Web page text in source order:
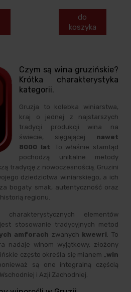
do
koszyka
Czym są wina gruzińskie?
Krótka charakterystyka
kategorii.
Gruzja to kolebka winiarstwa,
kraj o jednej z najstarszych
tradycji produkcji wina na
świecie, sięgającej nawet
8000 lat. To właśnie stamtąd
pochodzą unikalne metody
tradycję z nowoczesnością. Gruzini
dziedzictwa winiarskiego, a ich
bogaty smak, autentyczność oraz
regionu.
elementów
stosowanie tradycyjnych metod
amforach zwanych kwewri. To
nadaje winom wyjątkowy, złożony
często określa się mianem „win
są one integralną częścią
i Azji Zachodniej.